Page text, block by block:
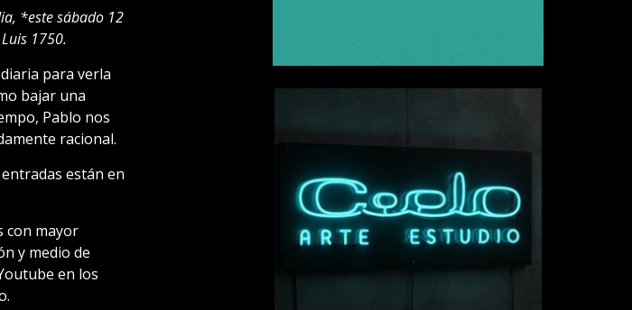
*este sábado 12
1750.
para verla
bajar una
Pablo nos
racional.
están en
con mayor
y medio de
en los